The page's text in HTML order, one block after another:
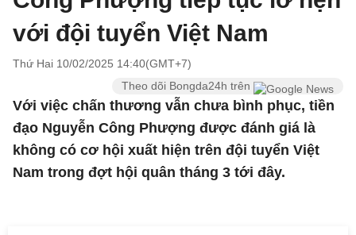
với đội tuyển Việt Nam
Thứ Hai 10/02/2025 14:40(GMT+7)
Theo dõi Bongda24h trên
Với việc chấn thương vẫn chưa bình phục, tiền
đạo Nguyễn Công Phượng được đánh giá là
không có cơ hội xuất hiện trên đội tuyển Việt
Nam trong đợt hội quân tháng 3 tới đây.